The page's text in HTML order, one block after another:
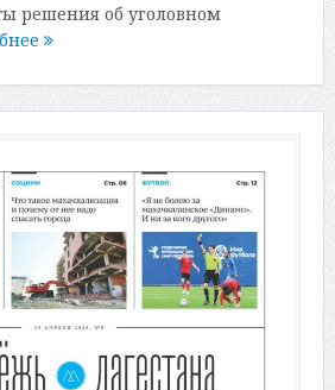
решения об уголовном